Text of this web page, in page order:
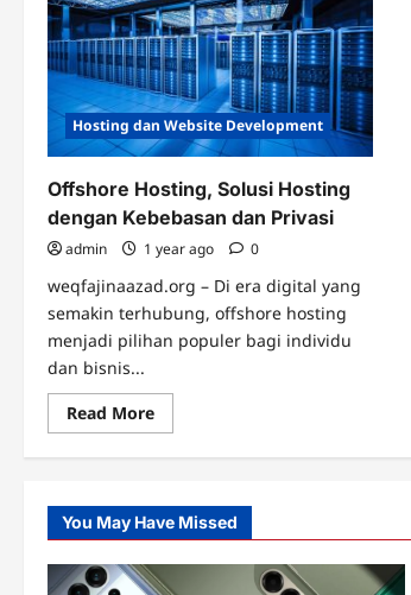
Hosting dan Website Development
Offshore Hosting, Solusi Hosting
dengan Kebebasan dan Privasi
admin 1 year ago 0
weqfajinaazad.org – Di era digital yang
semakin terhubung, offshore hosting
menjadi pilihan populer bagi individu
dan bisnis...
Read MoreRead
more
Offshore
Hosting
dengan
Kebebasan
dan
Privasi
You May Have Missed